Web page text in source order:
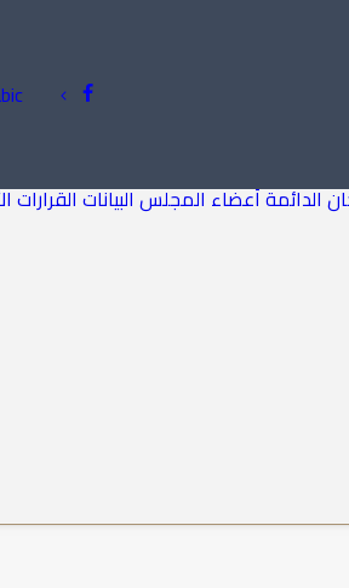
الدائمةأعضاء المجلسالبياناتالقرارات